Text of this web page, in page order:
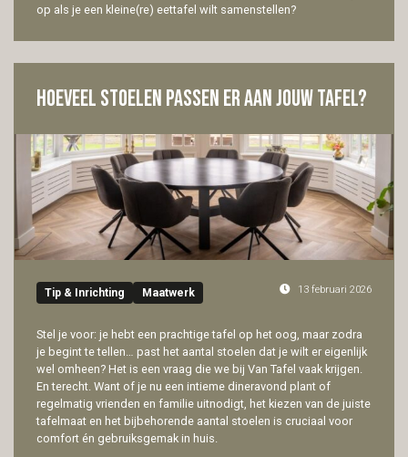
op als je een kleine(re) eettafel wilt samenstellen?
Hoeveel stoelen passen er aan jouw tafel?
Tip & Inrichting Maatwerk 13 februari 2026
Stel je voor: je hebt een prachtige tafel op het oog, maar zodra
je begint te tellen… past het aantal stoelen dat je wilt er eigenlijk
wel omheen? Het is een vraag die we bij Van Tafel vaak krijgen.
En terecht. Want of je nu een intieme dineravond plant of
regelmatig vrienden en familie uitnodigt, het kiezen van de juiste
tafelmaat en het bijbehorende aantal stoelen is cruciaal voor
comfort én gebruiksgemak in huis.